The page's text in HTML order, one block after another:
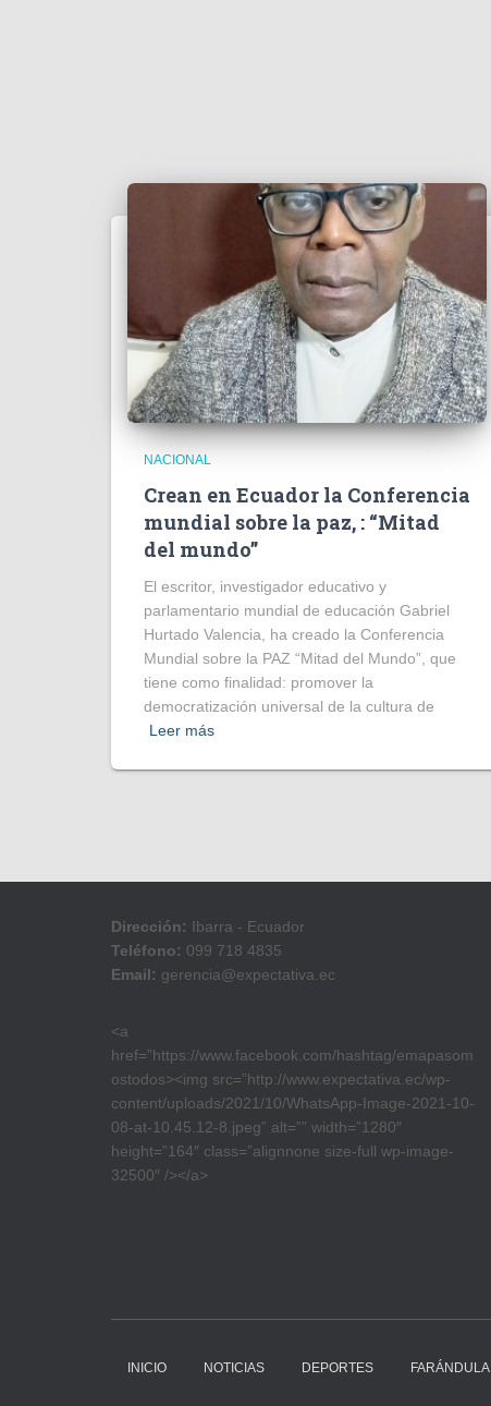
NACIONAL
Crean en Ecuador la Conferencia
mundial sobre la paz, : “Mitad
del mundo”
El escritor, investigador educativo y
parlamentario mundial de educación Gabriel
Hurtado Valencia, ha creado la Conferencia
Mundial sobre la PAZ “Mitad del Mundo”, que
tiene como finalidad: promover la
democratización universal de la cultura de
Leer más
Dirección: Ibarra - Ecuador
Teléfono: 099 718 4835
Email: gerencia@expectativa.ec
<a
href=”https://www.facebook.com/hashtag/emapasom
ostodos><img src=”http://www.expectativa.ec/wp-
content/uploads/2021/10/WhatsApp-Image-2021-10-
08-at-10.45.12-8.jpeg” alt=”” width=”1280″
height=”164″ class=”alignnone size-full wp-image-
32500″ /></a>
INICIO NOTICIAS DEPORTES FARÁNDULA